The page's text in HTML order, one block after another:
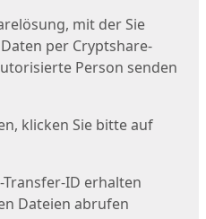
mit der Sie
Daten per Cryptshare-
Person senden
klicken Sie bitte auf
ID erhalten
Dateien abrufen